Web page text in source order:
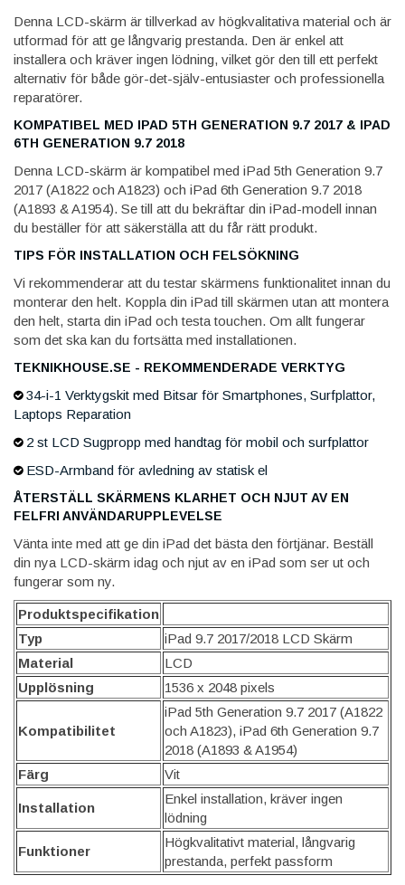
Denna LCD-skärm är tillverkad av högkvalitativa material och är
utformad för att ge långvarig prestanda. Den är enkel att
installera och kräver ingen lödning, vilket gör den till ett perfekt
alternativ för både gör-det-själv-entusiaster och professionella
reparatörer.
KOMPATIBEL MED IPAD 5TH GENERATION 9.7 2017 & IPAD
6TH GENERATION 9.7 2018
Denna LCD-skärm är kompatibel med iPad 5th Generation 9.7
2017 (A1822 och A1823) och iPad 6th Generation 9.7 2018
(A1893 & A1954). Se till att du bekräftar din iPad-modell innan
du beställer för att säkerställa att du får rätt produkt.
TIPS FÖR INSTALLATION OCH FELSÖKNING
Vi rekommenderar att du testar skärmens funktionalitet innan du
monterar den helt. Koppla din iPad till skärmen utan att montera
den helt, starta din iPad och testa touchen. Om allt fungerar
som det ska kan du fortsätta med installationen.
TEKNIKHOUSE.SE - REKOMMENDERADE VERKTYG
34-i-1 Verktygskit med Bitsar för Smartphones, Surfplattor,
Laptops Reparation
2 st LCD Sugpropp med handtag för mobil och surfplattor
ESD-Armband för avledning av statisk el
ÅTERSTÄLL SKÄRMENS KLARHET OCH NJUT AV EN
FELFRI ANVÄNDARUPPLEVELSE
Vänta inte med att ge din iPad det bästa den förtjänar. Beställ
din nya LCD-skärm idag och njut av en iPad som ser ut och
fungerar som ny.
Produktspecifikation
Typ
iPad 9.7 2017/2018 LCD Skärm
Material
LCD
Upplösning
1536 x 2048 pixels
Kompatibilitet
iPad 5th Generation 9.7 2017 (A1822
och A1823), iPad 6th Generation 9.7
2018 (A1893 & A1954)
Färg
Vit
Installation
Enkel installation, kräver ingen
lödning
Funktioner
Högkvalitativt material, långvarig
prestanda, perfekt passform